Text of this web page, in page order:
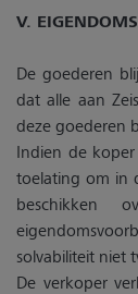
V.
De goederen
dat alle aan
deze goederen
Indien de
toelating om in
solvabiliteit niet
De verkoper